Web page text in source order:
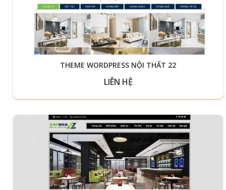
THEME WORDPRESS NỘI THẤT 22
LIÊN HỆ